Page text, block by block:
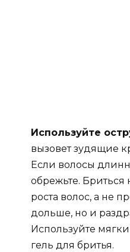
Используйте
вызовет зудящие
Если волосы
обрежьте.
роста волос, а не
дольше, но и
Используйте
гель для бритья.